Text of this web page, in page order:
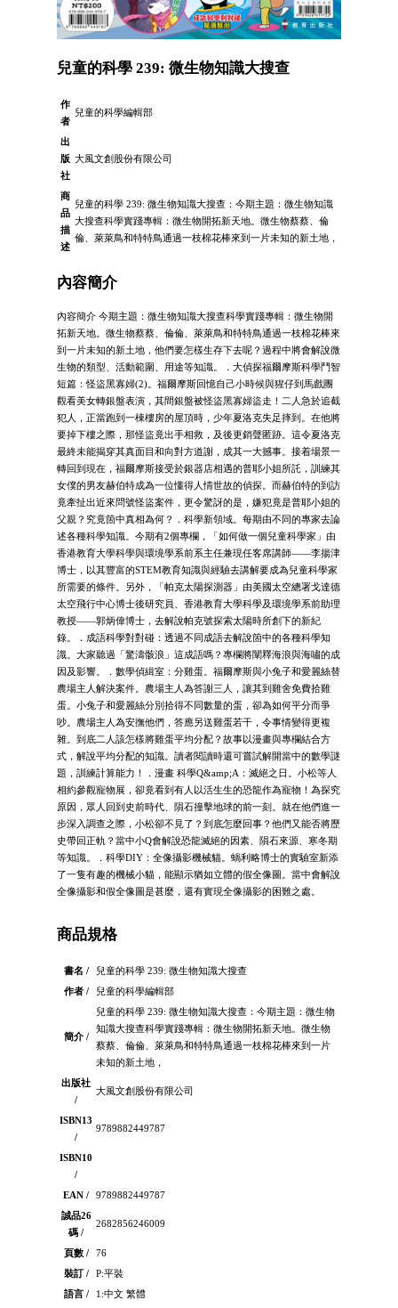
兒童的科學 239: 微生物知識大搜查
作
者
兒童的科學編輯部
出
版
社
大風文創股份有限公司
商
品
描
述
兒童的科學 239: 微生物知識大搜查：今期主題：微生物知識
大搜查科學實踐專輯：微生物開拓新天地。微生物蔡蔡、倫
倫、萊萊鳥和特特鳥通過一枝棉花棒來到一片未知的新土地，
內容簡介
內容簡介 今期主題：微生物知識大搜查科學實踐專輯：微生物開
拓新天地。微生物蔡蔡、倫倫、萊萊鳥和特特鳥通過一枝棉花棒來
到一片未知的新土地，他們要怎樣生存下去呢？過程中將會解說微
生物的類型、活動範圍、用途等知識。．大偵探福爾摩斯科學鬥智
短篇：怪盜黑寡婦(2)。福爾摩斯回憶自己小時候與猩仔到馬戲團
觀看美女轉銀盤表演，其間銀盤被怪盜黑寡婦盜走！二人急於追截
犯人，正當跑到一棟樓房的屋頂時，少年夏洛克失足摔到。在他將
要掉下樓之際，那怪盜竟出手相救，及後更銷聲匿跡。這令夏洛克
最終未能揭穿其真面目和向對方道謝，成其一大撼事。接着場景一
轉回到現在，福爾摩斯接受於銀器店相遇的普耶小姐所託，訓練其
女僕的男友赫伯特成為一位懂得人情世故的偵探。而赫伯特的到訪
竟牽扯出近來問號怪盜案件，更令驚訝的是，嫌犯竟是普耶小姐的
父親？究竟箇中真相為何？．科學新領域。每期由不同的專家去論
述各種科學知識。今期有2個專欄，「如何做一個兒童科學家」由
香港教育大學科學與環境學系前系主任兼現任客席講師——李揚津
博士，以其豐富的STEM教育知識與經驗去講解要成為兒童科學家
所需要的條件。另外，「帕克太陽探測器」由美國太空總署戈達德
太空飛行中心博士後研究員、香港教育大學科學及環境學系前助理
教授——郭炳偉博士，去解說帕克號探索太陽時所創下的新紀
錄。．成語科學對對碰：透過不同成語去解說箇中的各種科學知
識。大家聽過「驚濤骸浪」這成語嗎？專欄將闡釋海浪與海嘯的成
因及影響。．數學偵緝室：分雞蛋。福爾摩斯與小兔子和愛麗絲替
農場主人解決案件。農場主人為答謝三人，讓其到雞舍免費拾雞
蛋。小兔子和愛麗絲分別拾得不同數量的蛋，卻為如何平分而爭
吵。農場主人為安撫他們，答應另送雞蛋若干，令事情變得更複
雜。到底二人該怎樣將雞蛋平均分配？故事以漫畫與專欄結合方
式，解說平均分配的知識。讀者閱讀時還可嘗試解開當中的數學謎
題，訓練計算能力！．漫畫 科學Q&amp;A：滅絕之日。小松等人
相約參觀寵物展，卻竟看到有人以活生生的恐龍作為寵物！為探究
原因，眾人回到史前時代、隕石撞擊地球的前一刻。就在他們進一
步深入調查之際，小松卻不見了？到底怎麼回事？他們又能否將歷
史帶回正軌？當中小Q會解說恐龍滅絕的因素、隕石來源、寒冬期
等知識。．科學DIY：全像攝影機械貓。蝸利略博士的實驗室新添
了一隻有趣的機械小貓，能顯示猶如立體的假全像圖。當中會解說
全像攝影和假全像圖是甚麼，還有實現全像攝影的困難之處。
商品規格
書名 /
兒童的科學 239: 微生物知識大搜查
作者 /
兒童的科學編輯部
簡介 /
兒童的科學 239: 微生物知識大搜查：今期主題：微生物
知識大搜查科學實踐專輯：微生物開拓新天地。微生物
蔡蔡、倫倫、萊萊鳥和特特鳥通過一枝棉花棒來到一片
未知的新土地，
出版社
/
大風文創股份有限公司
ISBN13
/
9789882449787
ISBN10
/
EAN /
9789882449787
誠品26
碼 /
2682856246009
頁數 /
76
裝訂 /
P:平裝
語言 /
1:中文 繁體